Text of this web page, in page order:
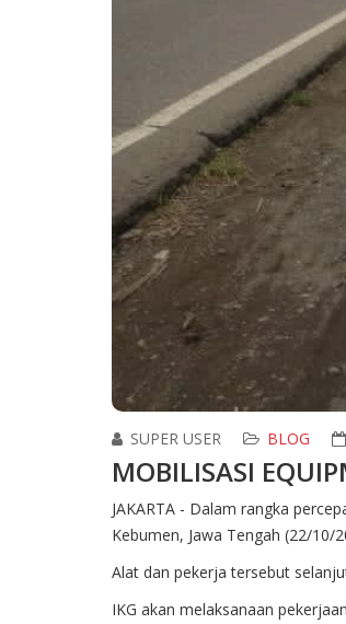
SUPER USER BLOG
MOBILISASI
JAKARTA - Dalam rangka
Kebumen, Jawa Tengah (22/10/
Alat dan pekerja tersebut
IKG akan melaksanaan